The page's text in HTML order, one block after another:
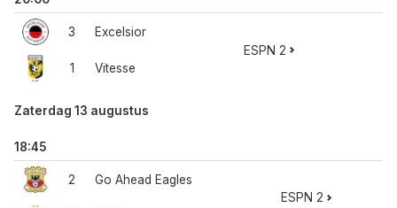
3
1
Excelsior
Vitesse
ESPN 2
Zaterdag 13 augustus
18:45
2 Go Ahead Eagles
ESPN 2